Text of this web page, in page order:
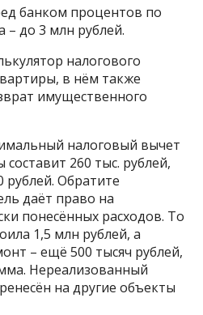
банком процентов по
– до 3 млн рублей.
налогового
в нём также
имущественного
налоговый вычет
260 тыс. рублей,
рублей. Обратите
даёт право на
понесённых расходов. То
1,5 млн рублей, а
– ещё 500 тысяч рублей,
Нереализованный
на другие объекты